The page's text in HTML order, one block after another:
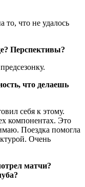
то, что не удалось
Перспективы?
что делаешь
себя к этому.
компонентах. Это
Поездка помогла
Очень
матчи?